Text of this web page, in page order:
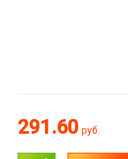
291.60 руб.